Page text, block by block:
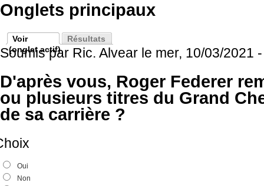
Onglets principaux
Voir
(onglet actif)
Résultats
Soumis par Ric. Alvear le mer, 10/03/2021
D'après vous, Roger Federer
ou plusieurs titres du Grand
de sa carrière ?
Oui
Non